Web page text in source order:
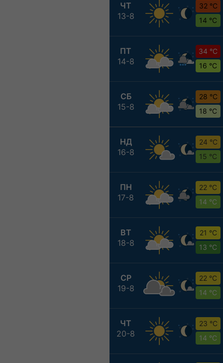
ЧТ
13-8
32 °C
14 °C
ПТ
14-8
34 °C
16 °C
СБ
15-8
28 °C
18 °C
НД
16-8
24 °C
15 °C
ПН
17-8
22 °C
14 °C
ВТ
18-8
21 °C
13 °C
СР
19-8
22 °C
14 °C
ЧТ
20-8
23 °C
14 °C